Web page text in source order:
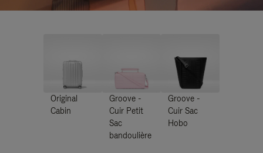
Original
Cabin
Groove -
Cuir Petit
Sac
bandoulière
Groove -
Cuir Sac
Hobo